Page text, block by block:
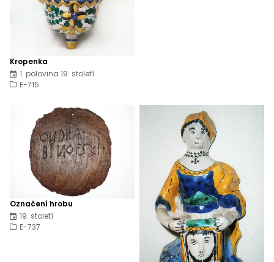
Kropenka
1. polovina 19. století
E-715
Označení hrobu
19. století
E-737